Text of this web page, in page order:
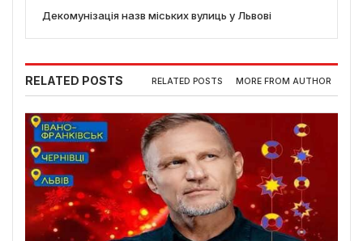
Декомунізація назв міських вулиць у Львові
RELATED POSTS RELATED POSTS MORE FROM AUTHOR